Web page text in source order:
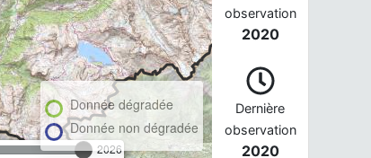
2026
Donnée dégradée
Donnée non dégradée
observation
2020
Dernière
observation
2020